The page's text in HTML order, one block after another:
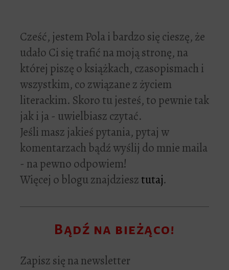
Cześć, jestem Pola i bardzo się cieszę, że
udało Ci się trafić na moją stronę, na
której piszę o książkach, czasopismach i
wszystkim, co związane z życiem
literackim. Skoro tu jesteś, to pewnie tak
jak i ja - uwielbiasz czytać.
Jeśli masz jakieś pytania, pytaj w
komentarzach bądź wyślij do mnie maila
- na pewno odpowiem!
Więcej o blogu znajdziesztutaj.
Bądź na bieżąco!
Zapisz się na newsletter